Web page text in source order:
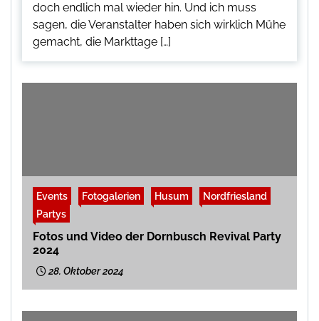
doch endlich mal wieder hin. Und ich muss
sagen, die Veranstalter haben sich wirklich Mühe
gemacht, die Markttage […]
Events Fotogalerien Husum
Nordfriesland
Partys
Fotos und Video der Dornbusch Revival Party
2024
28. Oktober 2024